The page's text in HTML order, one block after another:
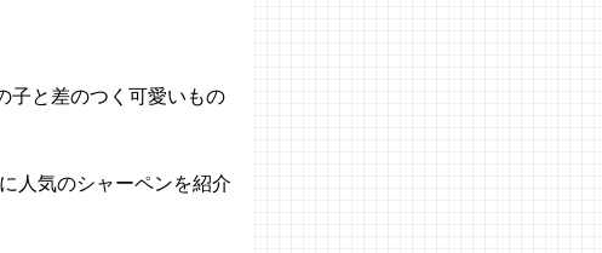
子と差のつく可愛いもの
人気のシャーペンを紹介